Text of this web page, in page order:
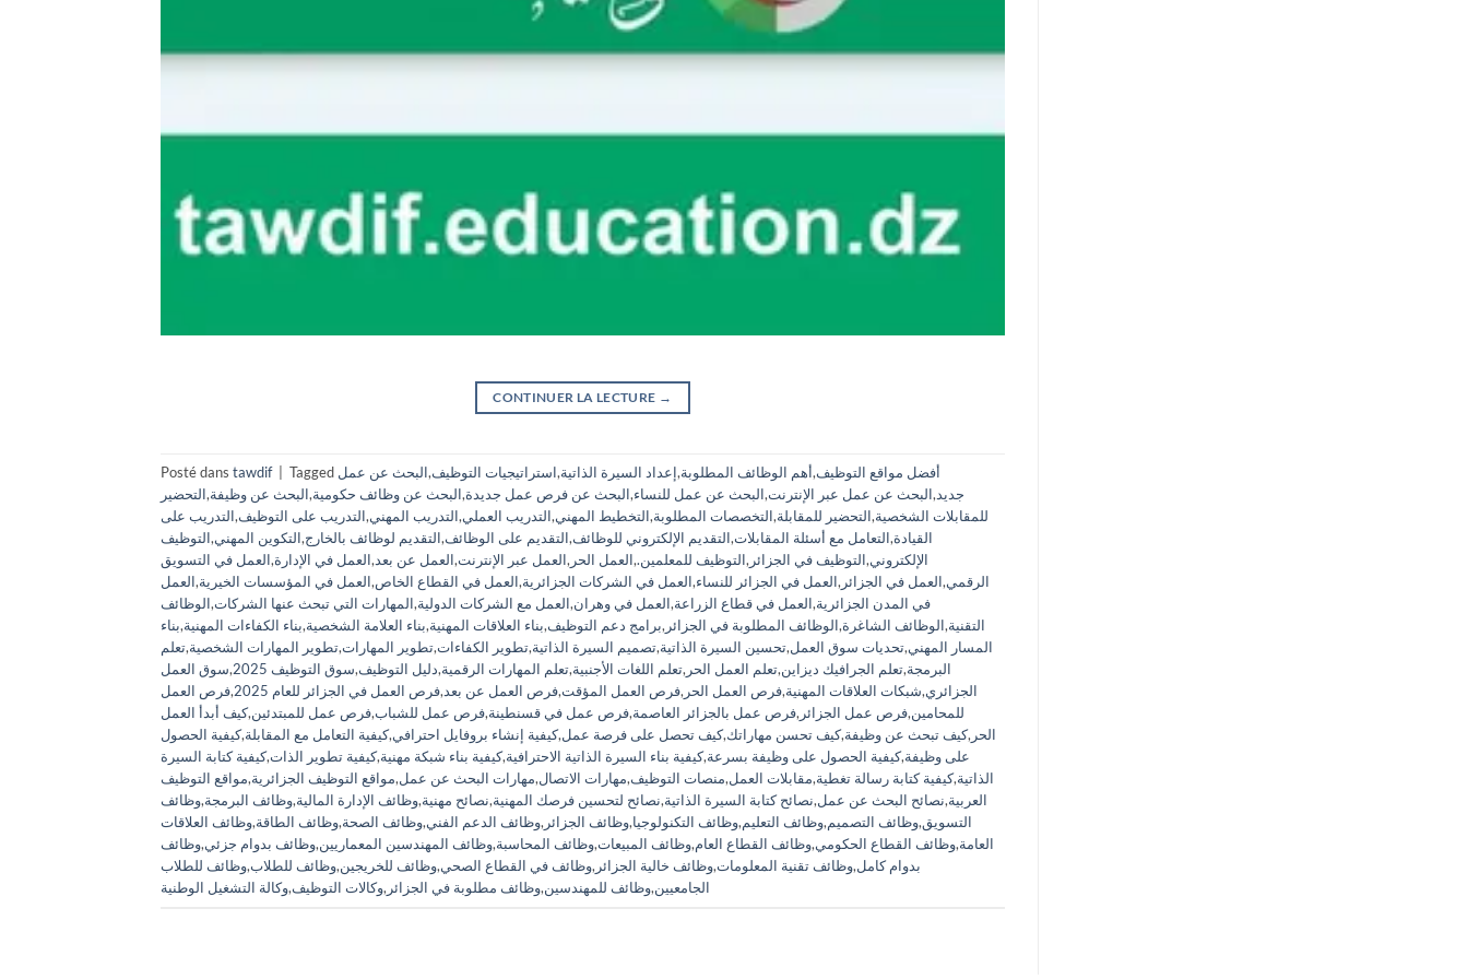
CONTINUER LA LECTURE →
Posté dans tawdif Tagged أفضل مواقع التوظيف,أهم الوظائف المطلوبة,إعداد السيرة الذاتية,استراتيجيات التوظيف,البحث عن عمل
جديد,البحث عن عمل عبر الإنترنت,البحث عن عمل للنساء,البحث عن فرص عمل جديدة,البحث عن وظائف حكومية,البحث عن وظيفة,التحضير
للمقابلات الشخصية,التحضير للمقابلة,التخصصات المطلوبة,التخطيط المهني,التدريب العملي,التدريب المهني,التدريب على التوظيف,التدريب على
القيادة,التعامل مع أسئلة المقابلات,التقديم الإلكتروني للوظائف,التقديم على الوظائف,التقديم لوظائف بالخارج,التكوين المهني,التوظيف
الإلكتروني,التوظيف في الجزائر ,التوظيف للمعلمين.,العمل الحر ,العمل عبر الإنترنت,العمل عن بعد,العمل في الإدارة,العمل في التسويق
الرقمي,العمل في الجزائر ,العمل في الجزائر للنساء,العمل في الشركات الجزائرية,العمل في القطاع الخاص,العمل في المؤسسات الخيرية,العمل
في المدن الجزائرية,العمل في قطاع الزراعة,العمل في وهران,العمل مع الشركات الدولية,المهارات التي تبحث عنها الشركات,الوظائف
التقنية,الوظائف الشاغرة,الوظائف المطلوبة في الجزائر ,برامج دعم التوظيف,بناء العلاقات المهنية,بناء العلامة الشخصية,بناء الكفاءات المهنية,بناء
المسار المهني,تحديات سوق العمل,تحسين السيرة الذاتية,تصميم السيرة الذاتية,تطوير الكفاءات,تطوير المهارات,تطوير المهارات الشخصية,تعلم
البرمجة,تعلم الجرافيك ديزاين,تعلم العمل الحر ,تعلم اللغات الأجنبية,تعلم المهارات الرقمية,دليل التوظيف,سوق التوظيف 2025 ,سوق العمل
الجزائري,شبكات العلاقات المهنية,فرص العمل الحر ,فرص العمل المؤقت,فرص العمل عن بعد,فرص العمل في الجزائر للعام 2025 ,فرص العمل
للمحامين,فرص عمل الجزائر ,فرص عمل بالجزائر العاصمة,فرص عمل في قسنطينة,فرص عمل للشباب,فرص عمل للمبتدئين,كيف أبدأ العمل
الحر ,كيف تبحث عن وظيفة,كيف تحسن مهاراتك,كيف تحصل على فرصة عمل,كيفية إنشاء بروفايل احترافي,كيفية التعامل مع المقابلة,كيفية الحصول
على وظيفة,كيفية الحصول على وظيفة بسرعة,كيفية بناء السيرة الذاتية الاحترافية,كيفية بناء شبكة مهنية,كيفية تطوير الذات,كيفية كتابة السيرة
الذاتية,كيفية كتابة رسالة تغطية,مقابلات العمل,منصات التوظيف,مهارات الاتصال,مهارات البحث عن عمل,مواقع التوظيف الجزائرية,مواقع التوظيف
العربية,نصائح البحث عن عمل,نصائح كتابة السيرة الذاتية,نصائح لتحسين فرصك المهنية,نصائح مهنية,وظائف الإدارة المالية,وظائف البرمجة,وظائف
التسويق,وظائف التصميم,وظائف التعليم,وظائف التكنولوجيا,وظائف الجزائر ,وظائف الدعم الفني,وظائف الصحة,وظائف الطاقة,وظائف العلاقات
العامة,وظائف القطاع الحكومي,وظائف القطاع العام,وظائف المبيعات,وظائف المحاسبة,وظائف المهندسين المعماريين,وظائف بدوام جزئي,وظائف
بدوام كامل,وظائف تقنية المعلومات,وظائف خالية الجزائر ,وظائف في القطاع الصحي,وظائف للخريجين,وظائف للطلاب,وظائف للطلاب
الجامعيين,وظائف للمهندسين,وظائف مطلوبة في الجزائر ,وكالات التوظيف,وكالة التشغيل الوطنية